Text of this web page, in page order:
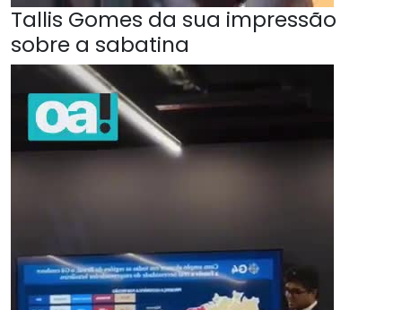
Tallis Gomes da sua impressão
sobre a sabatina